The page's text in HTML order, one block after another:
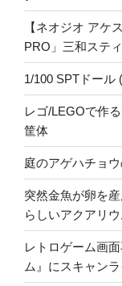
【ネオジオ アケ
PRO」三和ステ
1/100 SPTドール
レゴ/LEGOで作
筐体
庭のアゲハチョ
突然金魚が卵を
らしいアクアリウ
レトロゲーム画
ム』にスキャン